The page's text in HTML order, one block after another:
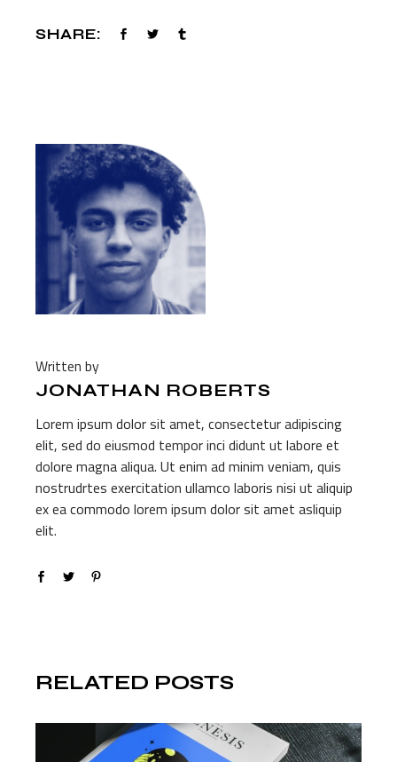
SHARE:
Written by
JONATHAN ROBERTS
Lorem ipsum dolor sit amet, consectetur adipiscing
elit, sed do eiusmod tempor inci didunt ut labore et
dolore magna aliqua. Ut enim ad minim veniam, quis
nostrudrtes exercitation ullamco laboris nisi ut aliquip
ex ea commodo lorem ipsum dolor sit amet asliquip
elit.
RELATED POSTS